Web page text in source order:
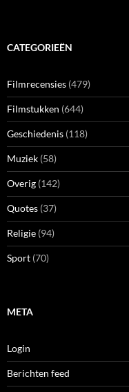
CATEGORIEËN
Filmrecensies (479)
Filmstukken (644)
Geschiedenis (118)
Muziek (58)
Overig (142)
Quotes (37)
Religie (94)
Sport (70)
META
Login
Berichten feed